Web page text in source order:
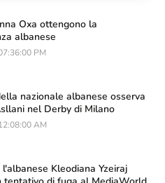
Oxa ottengono la
albanese
PM
nazionale albanese osserva
nel Derby di Milano
AM
l'albanese Kleodiana Yzeiraj